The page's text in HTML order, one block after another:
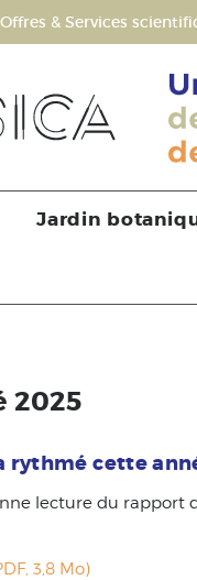
Offres & Services
Jardin
2025
cette
lecture du rapport
3,8 Mo)